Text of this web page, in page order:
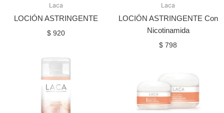
Laca
LOCIÓN ASTRINGENTE
$ 920
Laca
LOCIÓN ASTRINGENTE Con
Nicotinamida
$ 798